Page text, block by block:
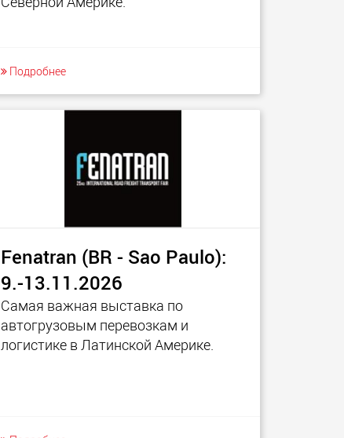
Подробнее
Fenatran (BR - Sao Paulo):
9.-13.11.2026
Самая важная выставка по
автогрузовым перевозкам и
логистике в Латинской Америке.